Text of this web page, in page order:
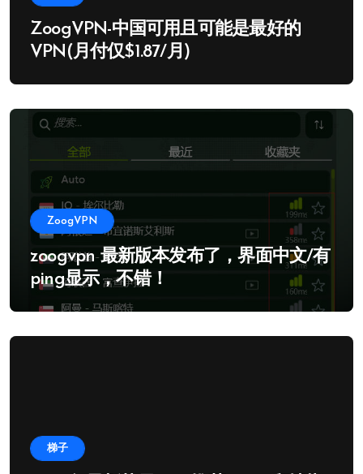
ZoogVPN-中国可用且可能是最好的
VPN(月付仅$1.87/月)
ZoogVPN
zoogvpn 最新版本发布了，界面中文/有
ping显示，不错！
梯子